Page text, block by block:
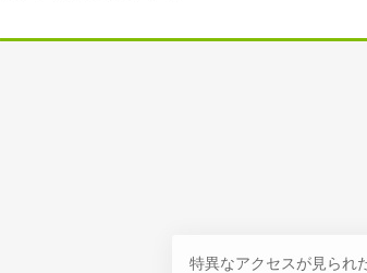
特異なアクセスが見られ